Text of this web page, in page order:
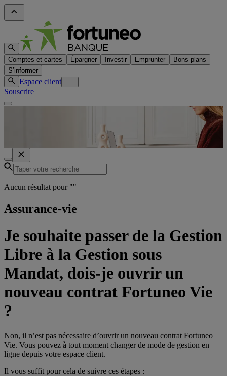
Comptes et cartes Épargner Investir Emprunter
Bons plans
S’informer
Espace client
Souscrire
Aucun résultat pour ""
Assurance-vie
Je souhaite passer de la Gestion
Libre à la Gestion sous
Mandat, dois-je ouvrir un
nouveau contrat Fortuneo Vie
?
Non, il n’est pas nécessaire d’ouvrir un nouveau contrat Fortuneo
Vie. Vous pouvez à tout moment changer de mode de gestion en
ligne depuis votre espace client.
Il vous suffit pour cela de suivre ces étapes :